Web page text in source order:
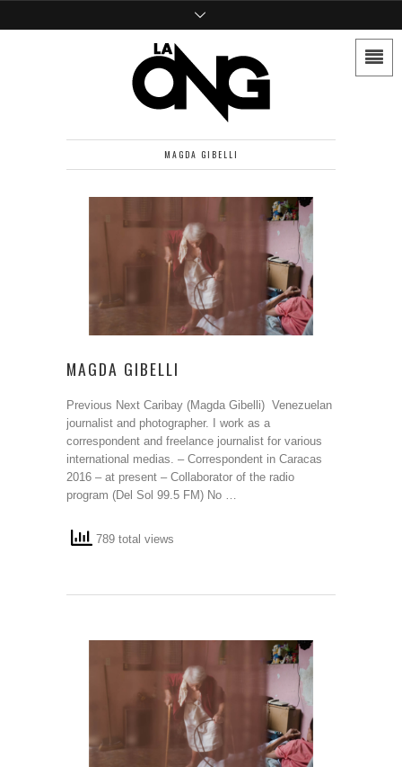
MAGDA GIBELLI
MAGDA GIBELLI
Previous Next Caribay (Magda Gibelli) Venezuelan
journalist and photographer. I work as a
correspondent and freelance journalist for various
international medias. – Correspondent in Caracas
2016 – at present – Collaborator of the radio
program (Del Sol 99.5 FM) No …
789 total views